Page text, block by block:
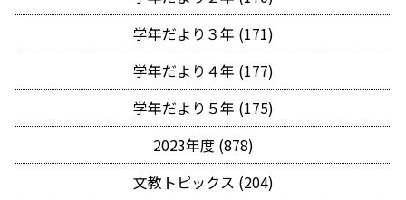
学年だより３年 (171)
学年だより４年 (177)
学年だより５年 (175)
2023年度 (878)
文教トピックス (204)